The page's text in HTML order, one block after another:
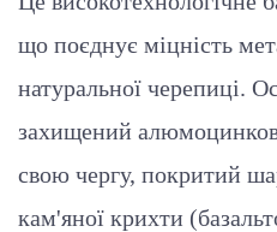
що поєднує міцність
натуральної черепиці.
захищений
свою чергу, покритий
кам'яної крихти